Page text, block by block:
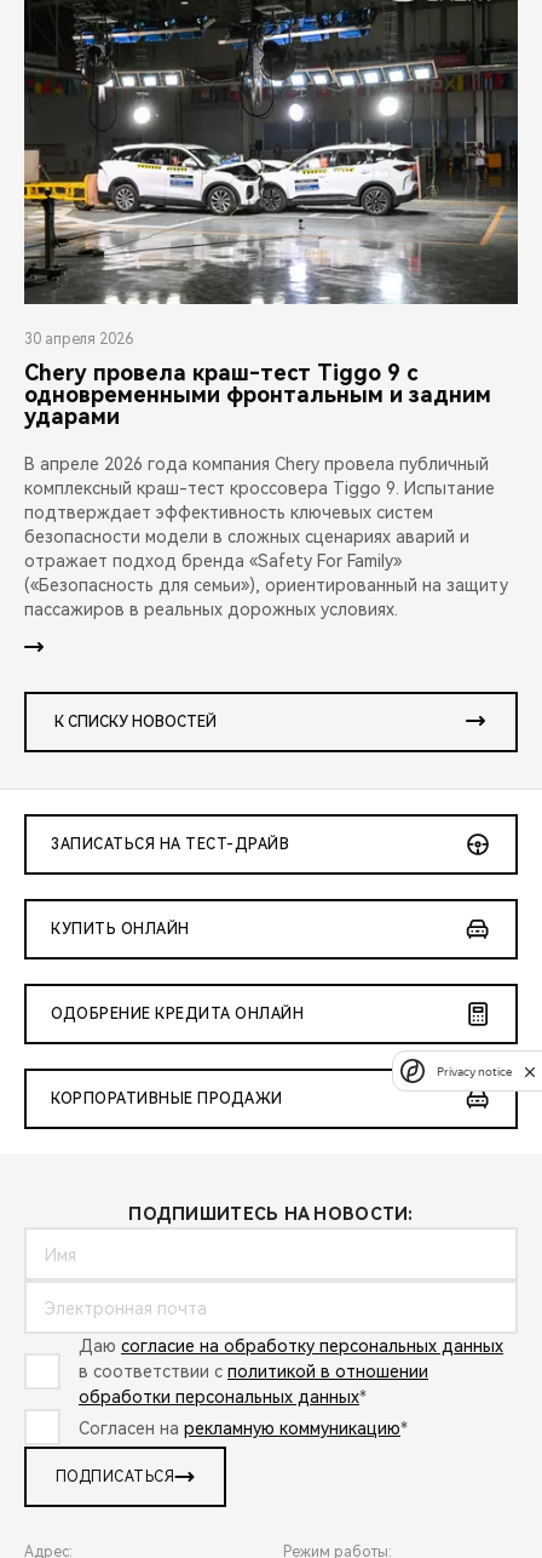
30 апреля 2026
Chery провела краш-тест Tiggo 9 с
одновременными фронтальным и задним
ударами
В апреле 2026 года компания Chery провела публичный
комплексный краш-тест кроссовера Tiggo 9. Испытание
подтверждает эффективность ключевых систем
безопасности модели в сложных сценариях аварий и
отражает подход бренда «Safety For Family»
(«Безопасность для семьи»), ориентированный на защиту
пассажиров в реальных дорожных условиях.
К СПИСКУ НОВОСТЕЙ
ЗАПИСАТЬСЯ НА ТЕСТ-ДРАЙВ
КУПИТЬ ОНЛАЙН
ОДОБРЕНИЕ КРЕДИТА ОНЛАЙН
КОРПОРАТИВНЫЕ ПРОДАЖИ
ПОДПИШИТЕСЬ НА НОВОСТИ:
Даю согласие на обработку персональных данных
в соответствии с политикой в отношении
обработки персональных данных*
Согласен на рекламную коммуникацию*
ПОДПИСАТЬСЯ
Адрес: Режим работы:
Privacy notice